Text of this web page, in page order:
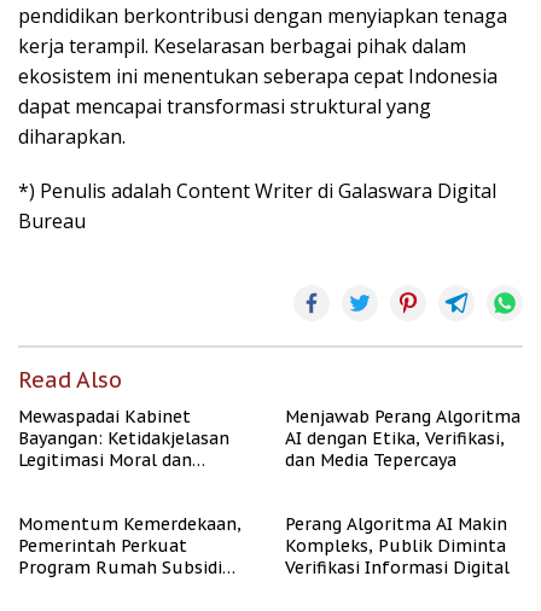
pendidikan berkontribusi dengan menyiapkan tenaga
kerja terampil. Keselarasan berbagai pihak dalam
ekosistem ini menentukan seberapa cepat Indonesia
dapat mencapai transformasi struktural yang
diharapkan.
*) Penulis adalah Content Writer di Galaswara Digital
Bureau
Read Also
Mewaspadai Kabinet
Bayangan: Ketidakjelasan
Legitimasi Moral dan
Menjawab Perang Algoritma
AI dengan Etika, Verifikasi,
dan Media Tepercaya
Momentum Kemerdekaan,
Pemerintah Perkuat
Program Rumah Subsidi
Perang Algoritma AI Makin
Kompleks, Publik Diminta
Verifikasi Informasi Digital